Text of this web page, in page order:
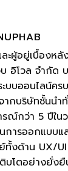
ะผู้อยู่เบื้องหลั
อิโวล จำกัด
ะบบออนไลน์ค
ากบริษัทชั้นนำ
รณ์กว่า 5 ปีใน
การออกแบบแ
ทั้งด้าน UX/UI
ติบโตอย่างยั่ง